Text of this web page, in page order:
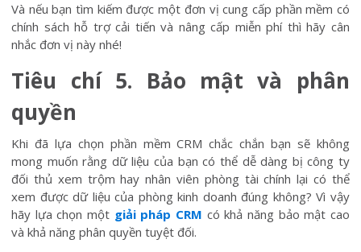
Và nếu bạn tìm kiếm được một đơn vị cung cấp phần mềm có
chính sách hỗ trợ cải tiến và nâng cấp miễn phí thì hãy cân
nhắc đơn vị này nhé!
Tiêu chí 5. Bảo mật và phân
quyền
Khi đã lựa chọn phần mềm CRM chắc chắn bạn sẽ không
mong muốn rằng dữ liệu của bạn có thể dễ dàng bị công ty
đối thủ xem trộm hay nhân viên phòng tài chính lại có thể
xem được dữ liệu của phòng kinh doanh đúng không? Vì vậy
hãy lựa chọn một giải pháp CRM có khả năng bảo mật cao
và khả năng phân quyền tuyệt đối.